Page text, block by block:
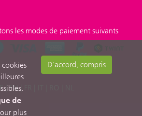
les modes de paiement suivants
|EN|
cookies
de
plus
D'accord, compris